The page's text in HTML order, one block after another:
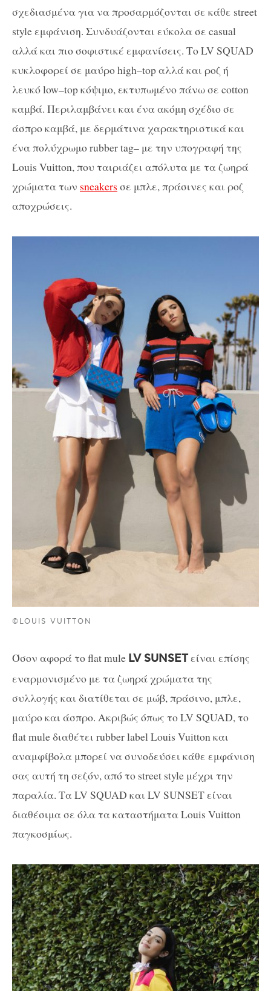
σχεδιασμένα για να προσαρμόζονται σε κάθε street
styleεμφάνιση. Συνδυάζονται εύκολα σε casual
αλλά και πιο σοφιστικέ εμφανίσεις. Το LV SQUAD
κυκλοφορεί σε μαύροhigh–topαλλά και ροζ ή
λευκόlow–topκόψιμο, εκτυπωμένο πάνω σε cotton
καμβά. Περιλαμβάνει και ένα ακόμη σχέδιο σε
άσπρο καμβά, με δερμάτιναχαρακτηριστικά και
ένα πολύχρωμοrubbertag– με την υπογραφή της
Louis Vuitton, που ταιριάζει απόλυτα με τα ζωηρά
χρώματα των sneakers σε μπλε, πράσινες και ροζ
αποχρώσεις.
©LOUIS VUITTON
Όσον αφορά το flatmule LV SUNSETείναι επίσης
εναρμονισμένο με τα ζωηρά χρώματα της
συλλογής και διατίθεται σε μώβ, πράσινο, μπλε,
μαύρο και άσπρο. Ακριβώς όπως το LV SQUAD, το
flatmuleδιαθέτει rubberlabel Louis Vuitton και
αναμφίβολα μπορεί να συνοδεύσει κάθε εμφάνιση
σας αυτή τη σεζόν, από το street style μέχρι την
παραλία. Τα LV SQUAD και LV SUNSET είναι
διαθέσιμα σε όλα τα καταστήματα Louis Vuitton
παγκοσμίως.